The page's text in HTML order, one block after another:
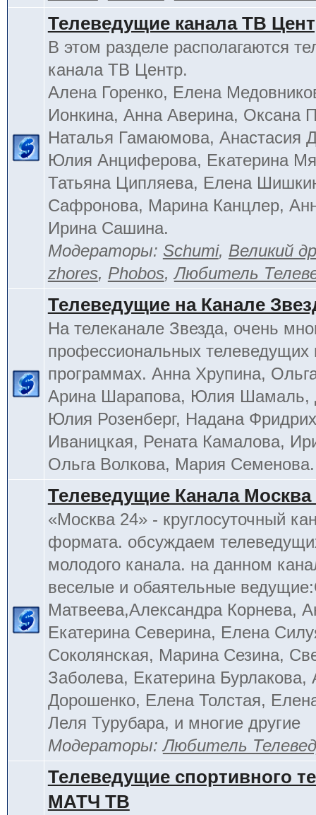
Телеведущие канала ТВ
В этом разделе располагаются
канала ТВ Центр.
Алена Горенко, Елена
Ионкина, Анна Аверина, Оксана
Наталья Гамаюмова, Анастасия
Юлия Анциферова, Екатерина
Татьяна Ципляева, Елена
Сафронова, Марина Канцлер,
Ирина Сашина.
Модераторы: Schumi, Великий
zhores, Phobos,Любитель
Телеведущие на Канале
На телеканале Звезда, очень
профессиональных телеведущих
программах. Анна Хрупина,
Арина Шарапова, Юлия Шамаль,
Юлия Розенберг, Надана
Иваницкая, Рената Камалова,
Ольга Волкова, Мария Семенова.
Телеведущие Канала Москва
«Москва 24» - круглосуточный
формата. обсуждаем
молодого канала. на данном
веселые и обаятельные
Матвеева,Александра Корнева,
Екатерина Северина, Елена
Соколянская, Марина Сезина,
Заболева, Екатерина Бурлакова,
Дорошенко, Елена Толстая,
Леля Турубара, и многие другие
Модераторы:Любитель
Телеведущие спортивного
МАТЧ ТВ